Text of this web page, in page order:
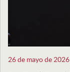
26 de mayo de 2026